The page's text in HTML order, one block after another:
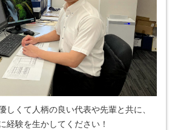
しくて人柄の良い代表や先輩と共に、
経験を生かしてください！